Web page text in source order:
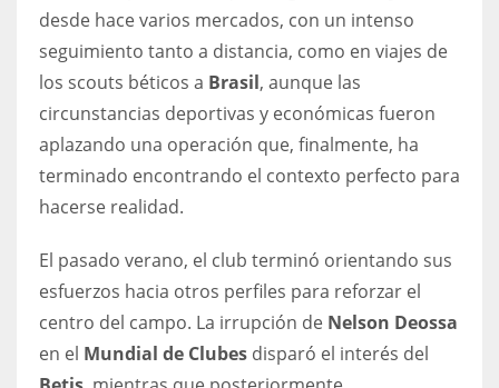
20
16
NYG
24
desde hace varios mercados, con un intenso
seguimiento tanto a distancia, como en viajes de
los scouts béticos a Brasil, aunque las
circunstancias deportivas y económicas fueron
aplazando una operación que, finalmente, ha
terminado encontrando el contexto perfecto para
hacerse realidad.
El pasado verano, el club terminó orientando sus
esfuerzos hacia otros perfiles para reforzar el
centro del campo. La irrupción de Nelson Deossa
en el Mundial de Clubes disparó el interés del